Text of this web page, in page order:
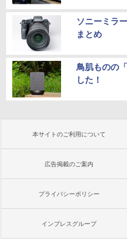
ソニーミラ
まとめ
鳥肌ものの
した！
本サイトのご利用について
広告掲載のご案内
プライバシーポリシー
インプレスグループ